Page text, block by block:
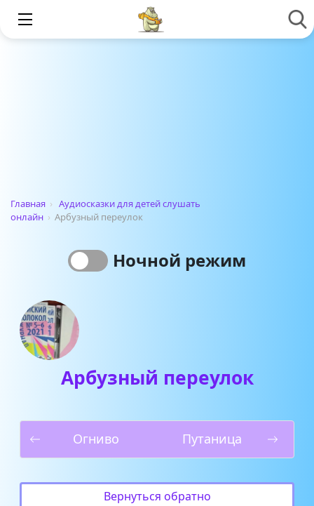
Главная › Аудиосказки для детей слушать
онлайн › Арбузный переулок
Ночной режим
Арбузный переулок
Огниво Путаница
Вернуться обратно